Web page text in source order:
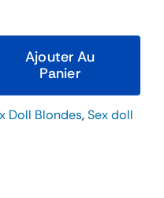
Ajouter Au
Panier
Doll Blondes,Sex doll